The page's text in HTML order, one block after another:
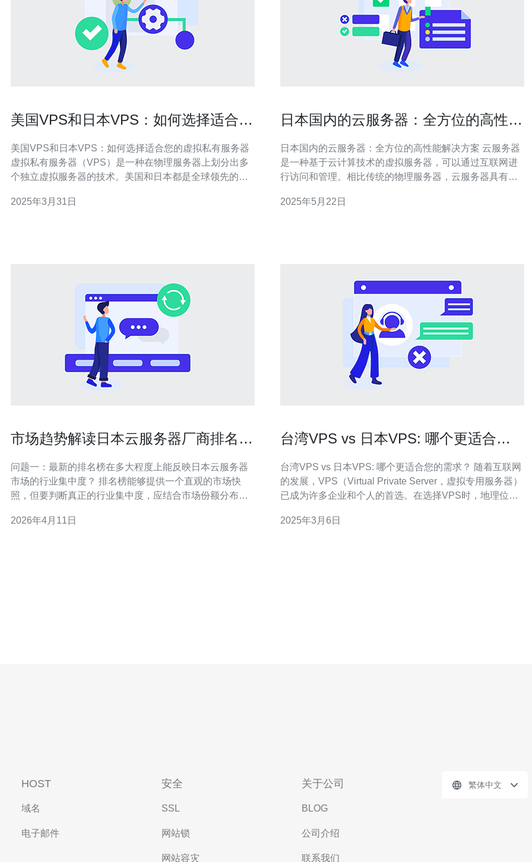
美国VPS和日本VPS：如何选择适合您
美国VPS和日本VPS：如何选择适合您的虚拟私有服务器
虚拟私有服务器（VPS）是一种在物理服务器上划分出多
个独立虚拟服务器的技术。美国和日本都是全球领先的
需要考虑。 首先，您需要确定您的定位和目标受众。如果
2025年3月31日
日本国内的云服务器：全方位的高性能
日本国内的云服务器：全方位的高性能解决方案 云服务器
是一种基于云计算技术的虚拟服务器，可以通过互联网进
行访问和管理。相比传统的物理服务器，云服务器具有弹
务器服务商，如Amazon Web Services（AWS）、
2025年5月22日
市场趋势解读日本云服务器厂商排名榜
问题一：最新的排名榜在多大程度上能反映日本云服务器
市场的行业集中度？ 排名榜能够提供一个直观的市场快
照，但要判断真正的行业集中度，应结合市场份额分布、
数）等量化指标。单看排名可能被短期促销或项目中标等
2026年4月11日
台湾VPS vs 日本VPS: 哪个更适合您
台湾VPS vs 日本VPS: 哪个更适合您的需求？ 随着互联网
的发展，VPS（Virtual Private Server，虚拟专用服务器）
已成为许多企业和个人的首选。在选择VPS时，地理位置
性。对于需要面向亚洲用户的企业或个人来说，台湾VPS
2025年3月6日
HOST
域名
电子邮件
安全
SSL
网站锁
网站容灾
关于公司
BLOG
公司介绍
联系我们
繁体中文